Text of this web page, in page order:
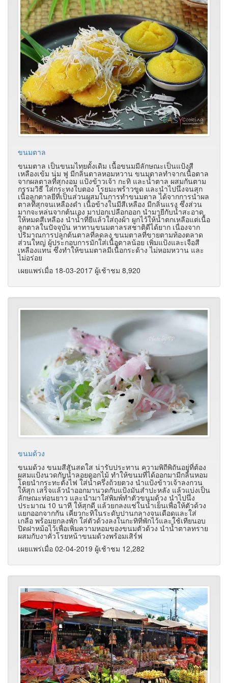
ขนมตาล
ขนมตาล เป็นขนมไทยดั้งเดิม เนื้อขนมมีลักษณะเป็นแป้งสี
เหลืองเข้ม นุ่ม ฟู มีกลิ่นตาลหอมหวาน ขนมตาลทำจากเนื้อตาล
จากผลตาลที่สุกงอม แป้งข้าวเจ้า กะทิ และน้ำตาล ผสมกันตาม
กรรมวิธี ใส่กระทงใบตอง โรยมะพร้าวขูด และนำไปนึ่งจนสุก
เนื้อลูกตาลยีที่เป็นส่วนผสมในการทำขนมตาล ได้จากการนำผล
ตาลที่สุกจนเหลืองดำ เนื้อข้างในมีสีเหลือง มีกลิ่นแรง ซึ่งส่วน
มากจะหล่นจากต้นเอง มาปอกเปลือกออก นำมายีกับน้ำสะอาด
ให้หมดสีเหลือง นำน้ำที่ยีแล้วใส่ถุงผ้า ผูกไว้ให้น้ำตกเหลือแต่เนื้อ
ลูกตาลในปัจจุบัน หาทานขนมตาลรสชาติดีได้ยาก เนื่องจาก
ปริมาณการปลูกต้นตาลที่ลดลง ขนมตาลที่ขายตามท้องตลาด
ส่วนใหญ่ ผู้ประกอบการมักใส่เนื้อตาลน้อย เพิ่มแป้งและเจือสี
เหลืองแทน ซึ่งทำให้ขนมตาลมีเนื้อกระด้าง ไม่หอมหวาน และ
ไม่อร่อย
เผยแพร่เมื่อ 18-03-2017 ผู้เช้าชม 8,920
ขนมด้วง
ขนมด้วง ขนมสีสันสดใส น่ารับประทาน ความพิถีพิถันอยู่ที่ต้อง
ผสมแป้งนวดกับน้ำลอยดอกไม้ ทำให้ขนมที่ได้ออกมามีกลิ่นหอม
โดยนำกระทะตั้งไฟ ใส่น้ำครึ่งถ้วยตวง นำแป้งข้าวเจ้าลงกวน
ให้สุก เสร็จแล้วนำออกมานวดกับแป้งมันสำปะหลัง แล้วแบ่งเป็น
ลักษณะท่อนยาว และนำมาใส่พิมพ์ทำตัวขนมด้วง นำไปนึ่ง
ประมาณ 10 นาที ให้สุกดี แล้วยกลงแช่ในน้ำเย็นเพื่อให้ตัวด้วง
แยกออกจากกัน เคี่ยวกะทิในระดับปานกลางจนเดือดและใส่
เกลือ พร้อมยกลงพัก ใส่ตัวด้วงลงในกะทิที่พักไว้และใช้เทียนอบ
ปิดฝาหม้อไว้เพื่อเพิ่มความหอมของขนมตัวด้วง นำน้ำตาลทราย
ผสมกับงาคั่วโรยหน้าขนมด้วงพร้อมเสิร์ฟ
เผยแพร่เมื่อ 02-04-2019 ผู้เช้าชม 12,282